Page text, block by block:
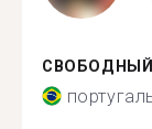
СВОБОДНЫЙ